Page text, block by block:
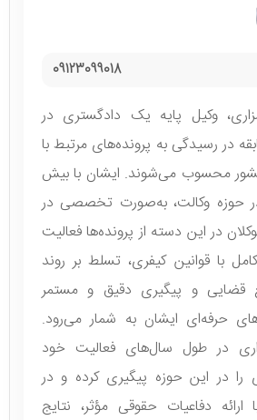
09123099018
وکیل پایه یک دادگستری در
در رسیدگی به پرونده‌های مرتبط با
کشور محسوب می‌شوند. ایشان با بیش
در حوزه وکالت، به‌صورت تخصصی در
در این دسته از پرونده‌ها فعالیت
با قوانین کیفری، تسلط بر روند
قضایی و پیگیری دقیق و مستمر
حرفه‌ای ایشان به شمار می‌رود.
در طول سال‌های فعالیت خود
را در این حوزه پیگیری کرده و در
دفاعیات حقوقی مؤثر، نتایج